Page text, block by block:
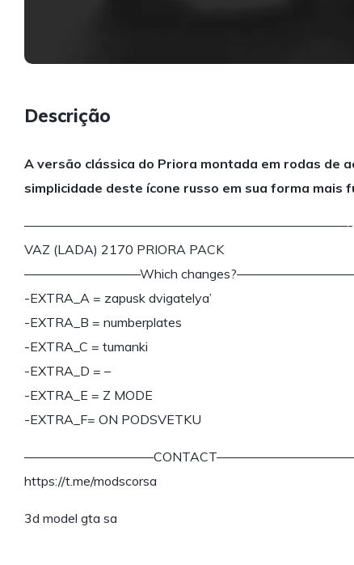
Descrição
A versão clássica do Priora montada em rodas de
simplicidade deste ícone russo em sua forma mais
—————————————————————————-
VAZ (LADA) 2170 PRIORA PACK
—————————Which
-EXTRA_A = zapusk dvigatelya’
-EXTRA_B = numberplates
-EXTRA_C = tumanki
-EXTRA_D = –
-EXTRA_E = Z MODE
-EXTRA_F= ON PODSVETKU
https://t.me/modscorsa
3d model gta sa